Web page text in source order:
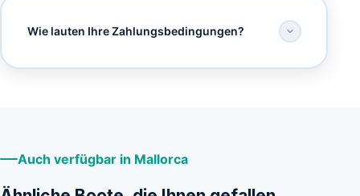
Wie lauten Ihre Zahlungsbedingungen?
Auch verfügbar in Mallorca